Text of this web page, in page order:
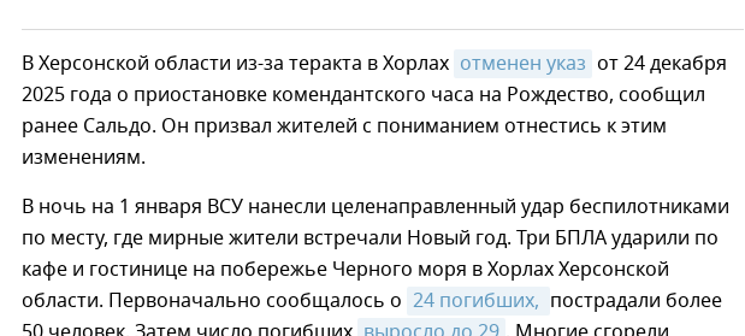
В Херсонской области из-за теракта в Хорлах отменен указ от 24 декабря
2025 года о приостановке комендантского часа на Рождество, сообщил
ранее Сальдо. Он призвал жителей с пониманием отнестись к этим
изменениям.
В ночь на 1 января ВСУ нанесли целенаправленный удар беспилотниками
по месту, где мирные жители встречали Новый год. Три БПЛА ударили по
кафе и гостинице на побережье Черного моря в Хорлах Херсонской
области. Первоначально сообщалось о 24 погибших, пострадали более